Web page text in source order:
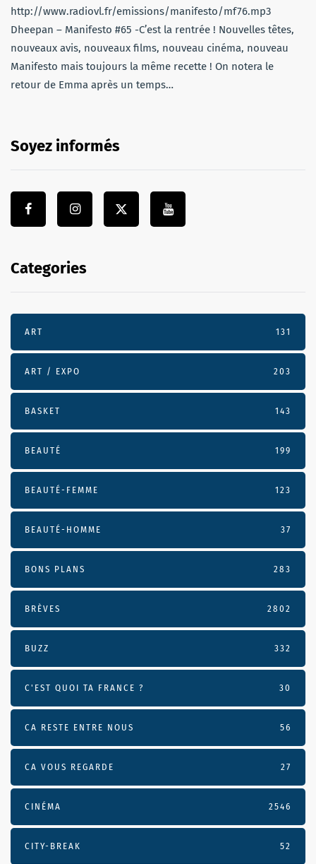
http://www.radiovl.fr/emissions/manifesto/mf76.mp3
Dheepan – Manifesto #65 -C’est la rentrée ! Nouvelles têtes,
nouveaux avis, nouveaux films, nouveau cinéma, nouveau
Manifesto mais toujours la même recette ! On notera le
retour de Emma après un temps…
Soyez informés
Categories
ART 131
ART / EXPO 203
BASKET 143
BEAUTÉ 199
BEAUTÉ-FEMME 123
BEAUTÉ-HOMME 37
BONS PLANS 283
BRÈVES 2802
BUZZ 332
C'EST QUOI TA FRANCE ? 30
CA RESTE ENTRE NOUS 56
CA VOUS REGARDE 27
CINÉMA 2546
CITY-BREAK 52